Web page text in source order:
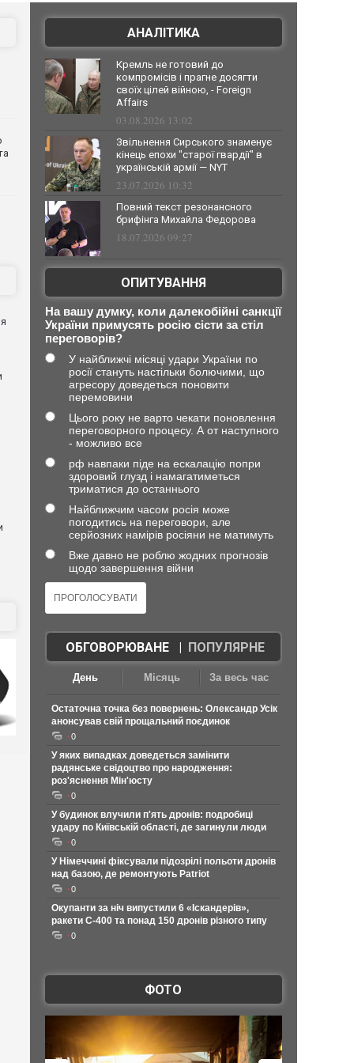
АНАЛІТИКА
Кремль не готовий до
компромісів і прагне досягти
своїх цілей війною, - Foreign
Affairs
03.08.2026 13:02
Звільнення Сирського знаменує
кінець епохи "старої гвардії" в
українській армії — NYT
23.07.2026 10:32
Повний текст резонансного
брифінга Михайла Федорова
18.07.2026 09:27
ОПИТУВАННЯ
На вашу думку, коли далекобійні санкції
України примусять росію сісти за стіл
переговорів?
У найближчі місяці удари України по
росії стануть настільки болючими, що
агресору доведеться поновити
перемовини
Цього року не варто чекати поновлення
переговорного процесу. А от наступного
- можливо все
рф навпаки піде на ескалацію попри
здоровий глузд і намагатиметься
триматися до останнього
Найближчим часом росія може
погодитись на переговори, але
серйозних намірів росіяни не матимуть
Вже давно не роблю жодних прогнозів
щодо завершення війни
ОБГОВОРЮВАНЕ| ПОПУЛЯРНЕ
День Місяць За весь час
Остаточна точка без повернень: Олександр Усік
анонсував свій прощальний поєдинок
0
У яких випадках доведеться замінити
радянське свідоцтво про народження:
роз'яснення Мін'юсту
0
У будинок влучили п'ять дронів: подробиці
удару по Київській області, де загинули люди
0
У Німеччині фіксували підозрілі польоти дронів
над базою, де ремонтують Patriot
0
Окупанти за ніч випустили 6 «Іскандерів»,
ракети С-400 та понад 150 дронів різного типу
0
ФОТО